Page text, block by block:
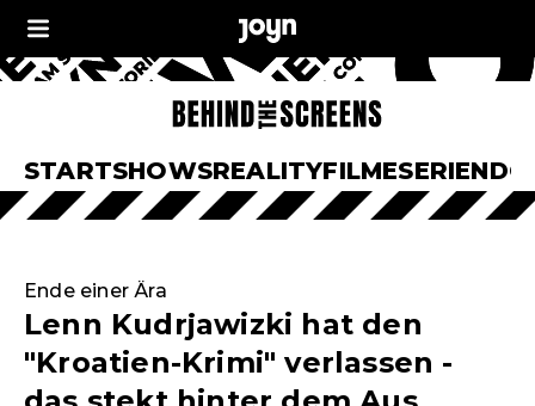
STARTSHOWSREALITYFILMESERIEN
Ende einer Ära
Lenn Kudrjawizki hat den
"Kroatien-Krimi" verlassen -